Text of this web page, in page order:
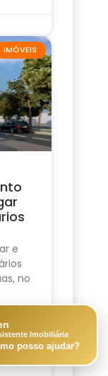
IMÓVEIS
e
no
Imobiliária
posso ajudar?